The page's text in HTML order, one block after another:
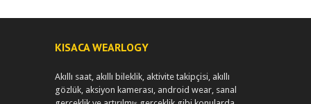
KISACA WEARLOGY
Akıllı saat, akıllı bileklik, aktivite takipçisi, akıllı
gözlük, aksiyon kamerası, android wear, sanal